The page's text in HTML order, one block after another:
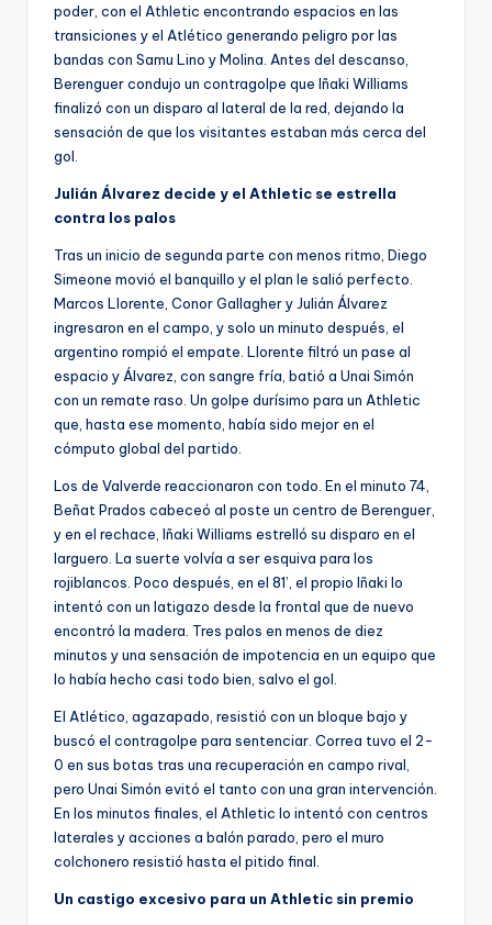
poder, con el Athletic encontrando espacios en las
transiciones y el Atlético generando peligro por las
bandas con Samu Lino y Molina. Antes del descanso,
Berenguer condujo un contragolpe que Iñaki Williams
finalizó con un disparo al lateral de la red, dejando la
sensación de que los visitantes estaban más cerca del
gol.
Julián Álvarez decide y el Athletic se estrella
contra los palos
Tras un inicio de segunda parte con menos ritmo, Diego
Simeone movió el banquillo y el plan le salió perfecto.
Marcos Llorente, Conor Gallagher y Julián Álvarez
ingresaron en el campo, y solo un minuto después, el
argentino rompió el empate. Llorente filtró un pase al
espacio y Álvarez, con sangre fría, batió a Unai Simón
con un remate raso. Un golpe durísimo para un Athletic
que, hasta ese momento, había sido mejor en el
cómputo global del partido.
Los de Valverde reaccionaron con todo. En el minuto 74,
Beñat Prados cabeceó al poste un centro de Berenguer,
y en el rechace, Iñaki Williams estrelló su disparo en el
larguero. La suerte volvía a ser esquiva para los
rojiblancos. Poco después, en el 81’, el propio Iñaki lo
intentó con un latigazo desde la frontal que de nuevo
encontró la madera. Tres palos en menos de diez
minutos y una sensación de impotencia en un equipo que
lo había hecho casi todo bien, salvo el gol.
El Atlético, agazapado, resistió con un bloque bajo y
buscó el contragolpe para sentenciar. Correa tuvo el 2-
0 en sus botas tras una recuperación en campo rival,
pero Unai Simón evitó el tanto con una gran intervención.
En los minutos finales, el Athletic lo intentó con centros
laterales y acciones a balón parado, pero el muro
colchonero resistió hasta el pitido final.
Un castigo excesivo para un Athletic sin premio